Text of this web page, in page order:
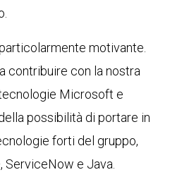
motivante.
contribuire con la nostra
Microsoft e
possibilità di portare in
forti del gruppo,
e Java.